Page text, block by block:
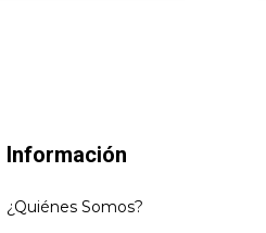
Información
¿Quiénes Somos?